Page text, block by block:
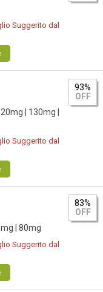
Suggerito dal
|
130mg |
93%
OFF
Suggerito dal
| 80mg
83%
OFF
Suggerito dal